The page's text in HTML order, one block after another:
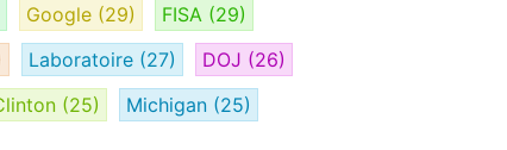
Google (29) FISA (29)
Laboratoire (27) DOJ (26)
(25) Michigan (25)